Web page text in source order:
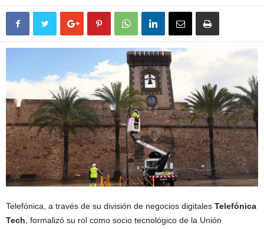
Telefónica, a través de su división de negocios digitales Telefónica
Tech, formalizó su rol como socio tecnológico de la Unión